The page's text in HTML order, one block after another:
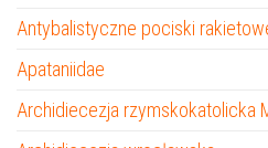
Antybalistyczne pociski
Apataniidae
Archidiecezja rzymskokatolicka